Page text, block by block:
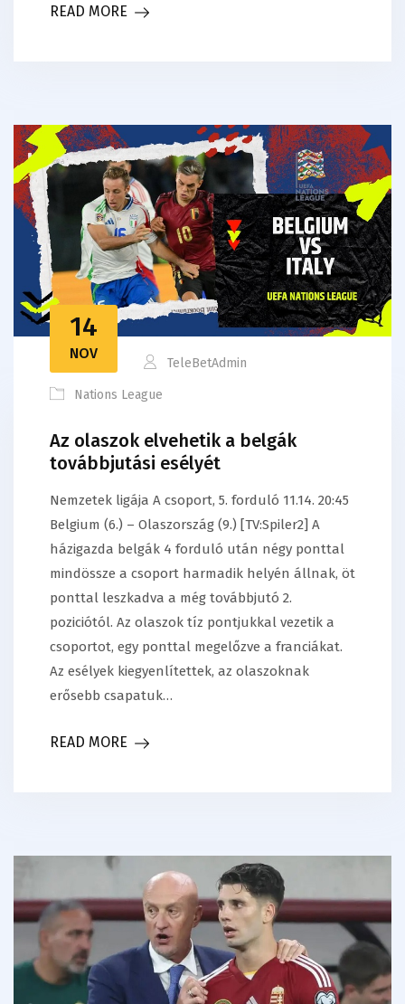
READ MORE
14
NOV
TeleBetAdmin
Nations League
Az olaszok elvehetik a belgák
továbbjutási esélyét
Nemzetek ligája A csoport, 5. forduló 11.14. 20:45
Belgium (6.) – Olaszország (9.) [TV:Spiler2] A
házigazda belgák 4 forduló után négy ponttal
mindössze a csoport harmadik helyén állnak, öt
ponttal leszkadva a még továbbjutó 2.
poziciótól. Az olaszok tíz pontjukkal vezetik a
csoportot, egy ponttal megelőzve a franciákat.
Az esélyek kiegyenlítettek, az olaszoknak
erősebb csapatuk…
READ MORE